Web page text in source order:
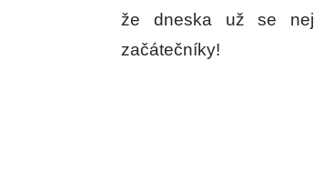
že dneska už se
začátečníky!